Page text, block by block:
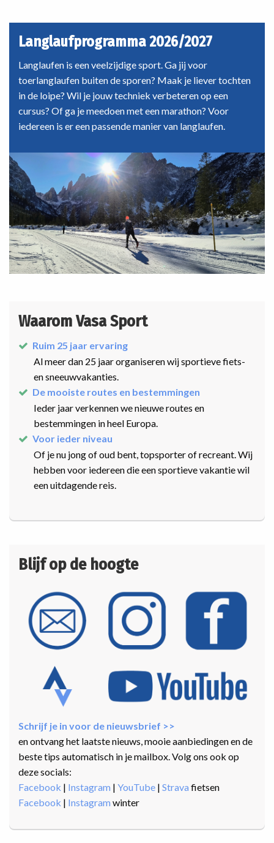
Langlaufprogramma 2026/2027
Langlaufen is een veelzijdige sport. Ga jij voor
toerlanglaufen buiten de sporen? Maak je liever tochten
in de loipe? Wil je jouw techniek verbeteren op een
cursus? Of ga je meedoen met een marathon? Voor
iedereen is er een passende manier van langlaufen.
Waarom Vasa Sport
Ruim 25 jaar ervaring
Al meer dan 25 jaar organiseren wij sportieve fiets-
en sneeuwvakanties.
De mooiste routes en bestemmingen
Ieder jaar verkennen we nieuwe routes en
bestemmingen in heel Europa.
Voor ieder niveau
Of je nu jong of oud bent, topsporter of recreant. Wij
hebben voor iedereen die een sportieve vakantie wil
een uitdagende reis.
Blijf op de hoogte
Schrijf je in voor de nieuwsbrief >>
en ontvang het laatste nieuws, mooie aanbiedingen en de
beste tips automatisch in je mailbox. Volg ons ook op
deze socials:
Facebook | Instagram | YouTube | Strava fietsen
Facebook | Instagram winter